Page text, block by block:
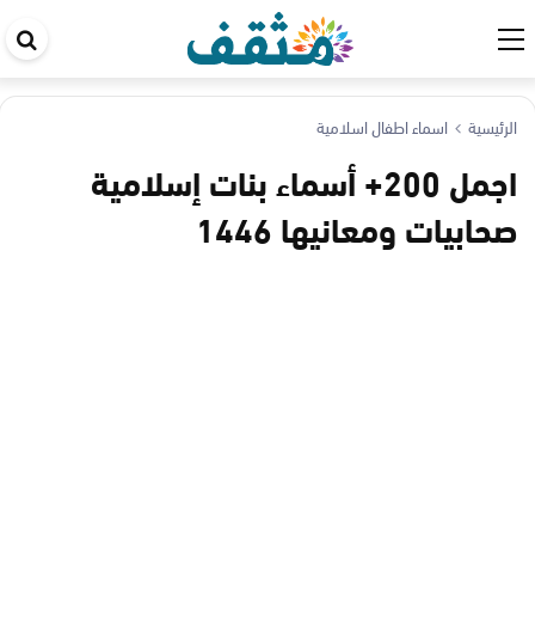
الرئيسية اسماء اطفال اسلامية
اجمل 200+ أسماء بنات إسلامية
صحابيات ومعانيها 1446